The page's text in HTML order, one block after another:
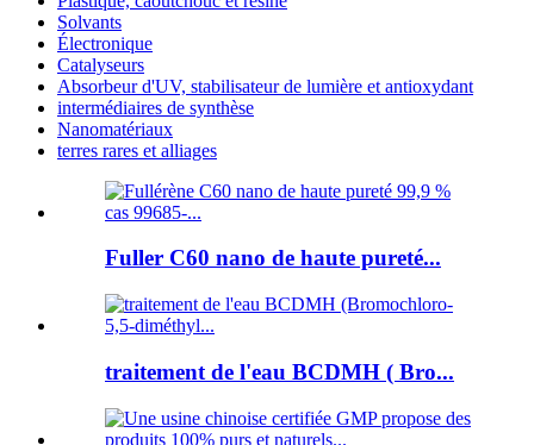
Solvants
Électronique
Catalyseurs
Absorbeur d'UV, stabilisateur de lumière et antioxydant
intermédiaires de synthèse
Nanomatériaux
terres rares et alliages
Fuller C60 nano de haute pureté...
traitement de l'eau BCDMH ( Bro...